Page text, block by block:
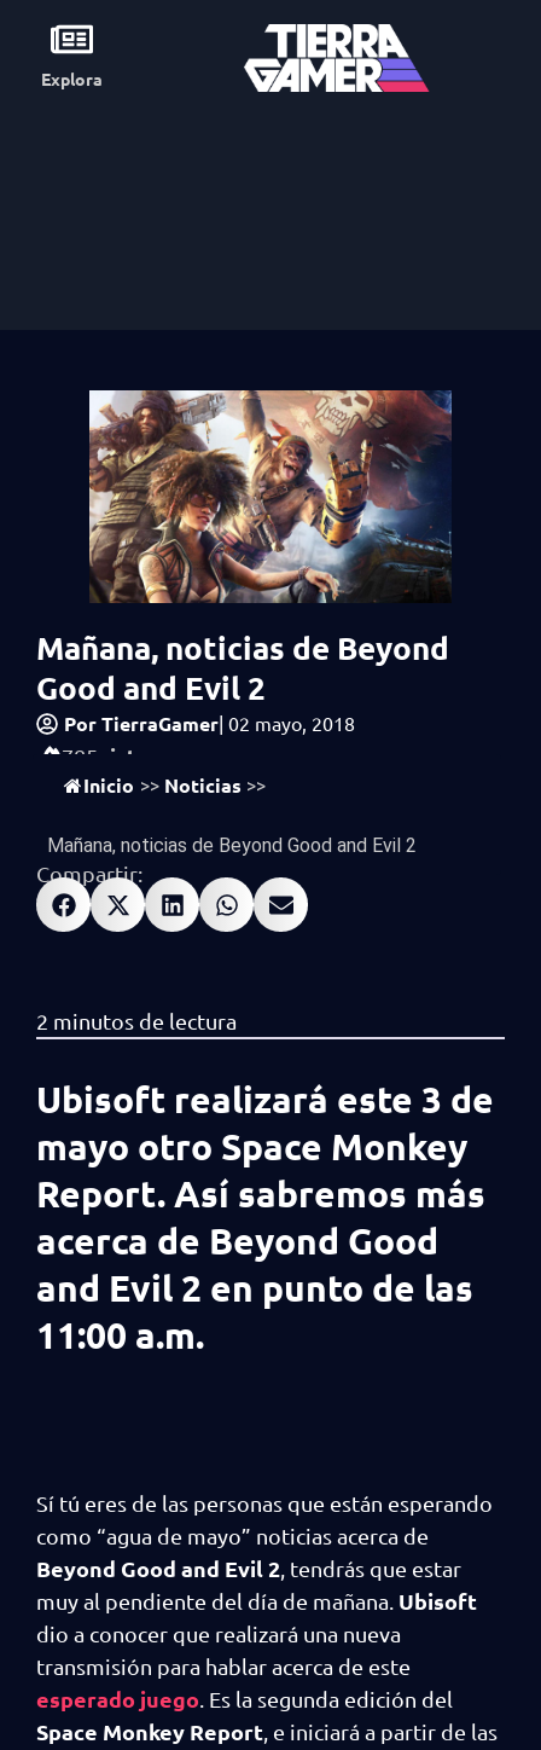
Explora
Mañana, noticias de Beyond
Good and Evil 2
PorTierraGamer| 02 mayo, 2018
785 vistas
Inicio >> Noticias >>
Mañana, noticias de Beyond Good and Evil 2
Compartir:
Ubisoft realizará este 3 de
mayo otro Space Monkey
Report. Así sabremos más
acerca de Beyond Good
and Evil 2 en punto de las
11:00 a.m.
Sí tú eres de las personas que están esperando
como “agua de mayo” noticias acerca de
Beyond Good and Evil 2, tendrás que estar
muy al pendiente del día de mañana. Ubisoft
dio a conocer que realizará una nueva
transmisión para hablar acerca de este
esperado juego. Es la segunda edición del
Space Monkey Report, e iniciará a partir de las